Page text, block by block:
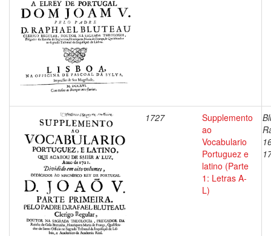
1727
Supplemento
ao
Vocabulario
Portuguez e
latino (Parte
1: Letras A-
L)